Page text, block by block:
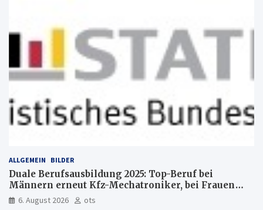
ALLGEMEIN BILDER
Duale Berufsausbildung 2025: Top-Beruf bei
Männern erneut Kfz-Mechatroniker, bei Frauen
medizinische Fachangestellte
6. August 2026 ots